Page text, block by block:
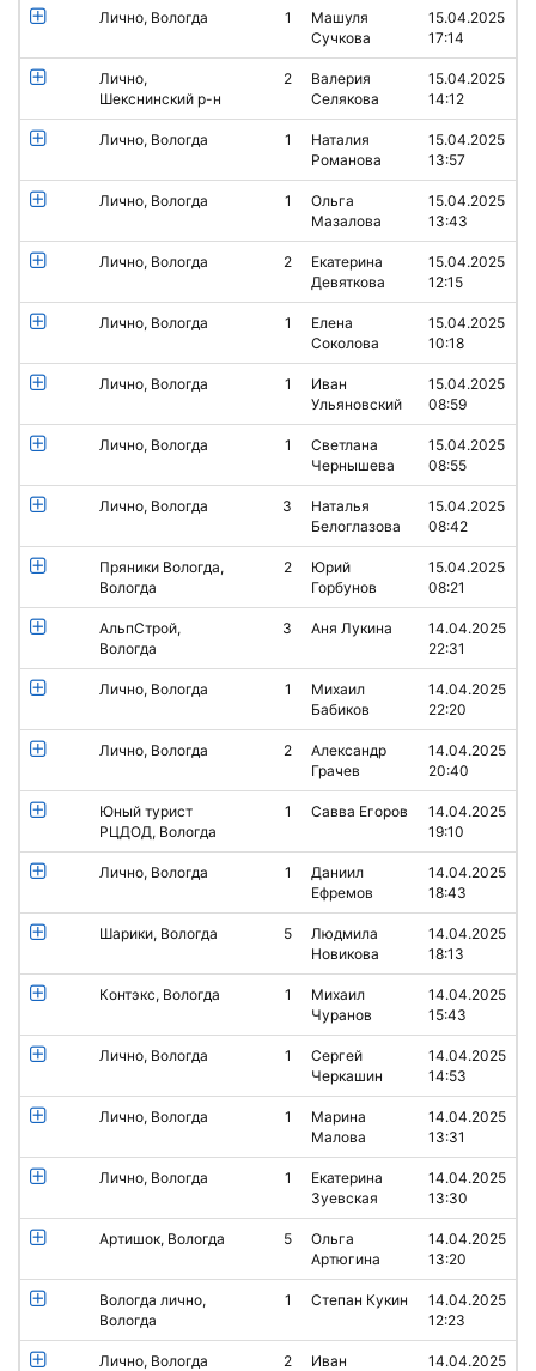
Лично, Вологда 1
Машуля
Сучкова
15.04.2025
17:14
Лично,
Шекснинский р-н
2
Валерия
Селякова
15.04.2025
14:12
Лично, Вологда 1
Наталия
Романова
15.04.2025
13:57
Лично, Вологда 1
Ольга
Мазалова
15.04.2025
13:43
Лично, Вологда 2
Екатерина
Девяткова
15.04.2025
12:15
Лично, Вологда 1
Елена
Соколова
15.04.2025
10:18
Лично, Вологда 1
Иван
Ульяновский
15.04.2025
08:59
Лично, Вологда 1
Светлана
Чернышева
15.04.2025
08:55
Лично, Вологда 3
Наталья
Белоглазова
15.04.2025
08:42
Пряники Вологда,
Вологда
2
Юрий
Горбунов
15.04.2025
08:21
АльпСтрой,
Вологда
3 Аня Лукина
14.04.2025
22:31
Лично, Вологда 1
Михаил
Бабиков
14.04.2025
22:20
Лично, Вологда 2
Александр
Грачев
14.04.2025
20:40
Юный турист
РЦДОД, Вологда
1 Савва Егоров
14.04.2025
19:10
Лично, Вологда 1
Даниил
Ефремов
14.04.2025
18:43
Шарики, Вологда 5
Людмила
Новикова
14.04.2025
18:13
Контэкс, Вологда 1
Михаил
Чуранов
14.04.2025
15:43
Лично, Вологда 1
Сергей
Черкашин
14.04.2025
14:53
Лично, Вологда 1
Марина
Малова
14.04.2025
13:31
Лично, Вологда 1
Екатерина
Зуевская
14.04.2025
13:30
Артишок, Вологда 5
Ольга
Артюгина
14.04.2025
13:20
Вологда лично,
Вологда
1 Степан Кукин
14.04.2025
12:23
Лично, Вологда 2
Иван
14.04.2025